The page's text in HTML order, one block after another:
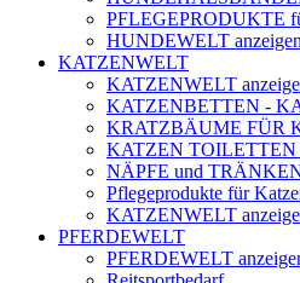
PFLEGEPRODUKTE
HUNDEWELT anzeigen
KATZENWELT
KATZENWELT
KATZENBETTEN -
KRATZBÄUME FÜR
KATZEN TOILETTEN
NÄPFE und
Pflegeprodukte für
KATZENWELT
PFERDEWELT
PFERDEWELT